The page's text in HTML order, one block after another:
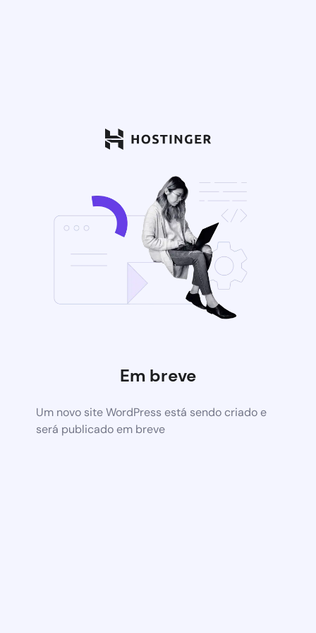
Em breve
Um novo site WordPress está sendo criado e
será publicado em breve